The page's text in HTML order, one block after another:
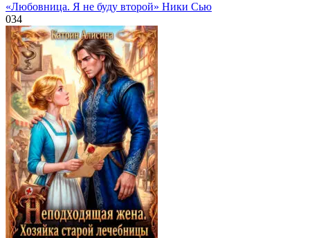
«Любовница. Я не буду второй» Ники Сью
034